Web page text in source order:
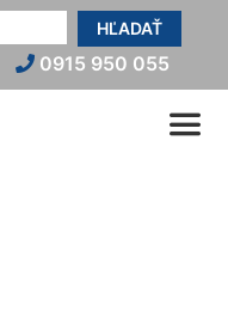
HĽADAŤ
0915 950 055